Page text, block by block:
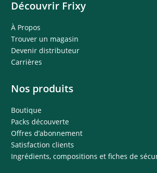
Découvrir Frixy
À Propos
Trouver un magasin
Devenir distributeur
Carrières
Nos produits
Boutique
Packs découverte
Offres d’abonnement
Satisfaction clients
Ingrédients, compositions et fiches de